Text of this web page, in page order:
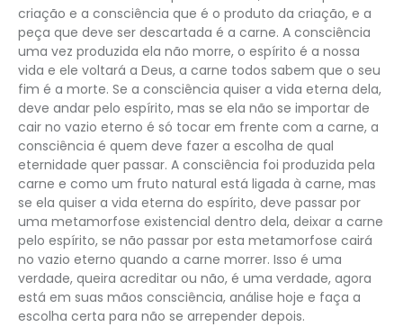
criação e a consciência que é o produto da criação, e a
peça que deve ser descartada é a carne. A consciência
uma vez produzida ela não morre, o espírito é a nossa
vida e ele voltará a Deus, a carne todos sabem que o seu
fim é a morte. Se a consciência quiser a vida eterna dela,
deve andar pelo espírito, mas se ela não se importar de
cair no vazio eterno é só tocar em frente com a carne, a
consciência é quem deve fazer a escolha de qual
eternidade quer passar. A consciência foi produzida pela
carne e como um fruto natural está ligada à carne, mas
se ela quiser a vida eterna do espírito, deve passar por
uma metamorfose existencial dentro dela, deixar a carne
pelo espírito, se não passar por esta metamorfose cairá
no vazio eterno quando a carne morrer. Isso é uma
verdade, queira acreditar ou não, é uma verdade, agora
está em suas mãos consciência, análise hoje e faça a
escolha certa para não se arrepender depois.